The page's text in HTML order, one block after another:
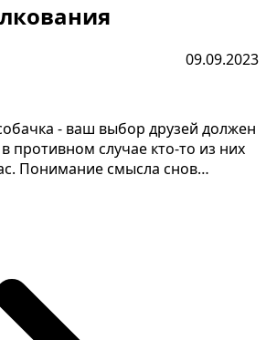
09.09.2023
- ваш выбор друзей должен
противном случае кто-то из них
Понимание смысла снов